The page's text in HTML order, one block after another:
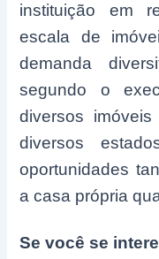
instituição em
escala de
demanda
segundo o
diversos
diversos
oportunidades
a casa própria
Se você se